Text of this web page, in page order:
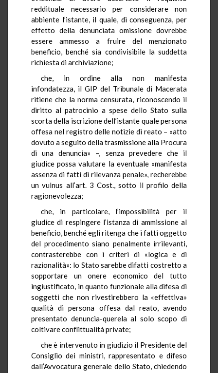
reddituale necessario per considerare non
abbiente l’istante, il quale, di conseguenza, per
effetto della denunciata omissione dovrebbe
essere ammesso a fruire del menzionato
beneficio, benché sia condivisibile la suddetta
richiesta di archiviazione;
che, in ordine alla non manifesta
infondatezza, il GIP del Tribunale di Macerata
ritiene che la norma censurata, riconoscendo il
diritto al patrocinio a spese dello Stato sulla
scorta della iscrizione dell’istante quale persona
offesa nel registro delle notizie di reato – «atto
dovuto a seguito della trasmissione alla Procura
di una denuncia» –, senza prevedere che il
giudice possa valutare la eventuale «manifesta
assenza di fatti di rilevanza penale», recherebbe
un vulnus all’art. 3 Cost., sotto il profilo della
ragionevolezza;
che, in particolare, l’impossibilità per il
giudice di respingere l’istanza di ammissione al
beneficio, benché egli ritenga che i fatti oggetto
del procedimento siano penalmente irrilevanti,
contrasterebbe con i criteri di «logica e di
razionalità»: lo Stato sarebbe difatti costretto a
sopportare un onere economico del tutto
ingiustificato, in quanto funzionale alla difesa di
soggetti che non rivestirebbero la «effettiva»
qualità di persona offesa dal reato, avendo
presentato denuncia-querela al solo scopo di
coltivare conflittualità private;
che è intervenuto in giudizio il Presidente del
Consiglio dei ministri, rappresentato e difeso
dall’Avvocatura generale dello Stato, chiedendo